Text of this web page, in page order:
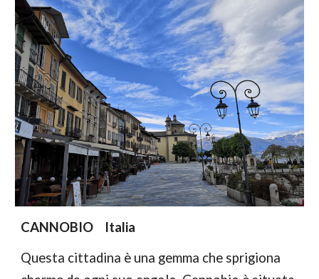
CANNOBIO    Italia
Questa cittadina è una gemma che sprigiona